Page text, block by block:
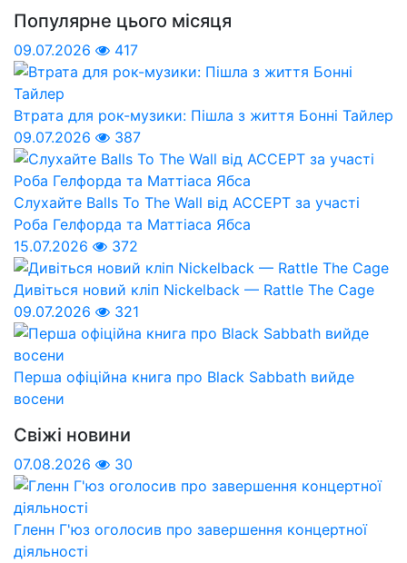
Популярне цього місяця
09.07.2026 417
Втрата для рок-музики: Пішла з життя Бонні Тайлер
09.07.2026
387
Слухайте Balls To The Wall від ACCEPT за участі
Роба Гелфорда та Маттіаса Ябса
15.07.2026
372
Дивіться новий кліп Nickelback — Rattle The Cage
09.07.2026
321
Перша офіційна книга про Black Sabbath вийде
восени
Свіжі новини
07.08.2026 30
Гленн Г'юз оголосив про завершення концертної
діяльності